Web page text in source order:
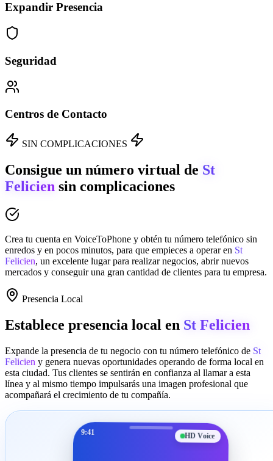
Expandir Presencia
Seguridad
Centros de Contacto
SIN COMPLICACIONES
Consigue un número virtual de St
Felicien sin complicaciones
Crea tu cuenta en VoiceToPhone y obtén tu número telefónico sin
enredos y en pocos minutos, para que empieces a operar en St
Felicien, un excelente lugar para realizar negocios, abrir nuevos
mercados y conseguir una gran cantidad de clientes para tu empresa.
Presencia Local
Establece presencia local en St Felicien
Expande la presencia de tu negocio con tu número telefónico de St
Felicien y genera nuevas oportunidades operando de forma local en
esta ciudad. Tus clientes se sentirán en confianza al llamar a esta
línea y al mismo tiempo impulsarás una imagen profesional que
acompañará el crecimiento de tu compañía.
9:41 HD Voice